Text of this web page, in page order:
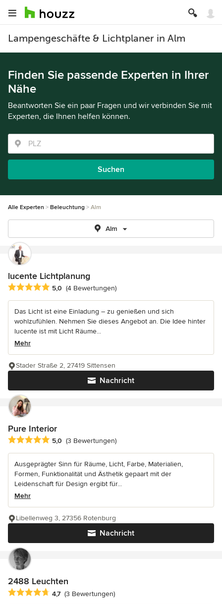
Lampengeschäfte & Lichtplaner in Alm
Finden Sie passende Experten in Ihrer
Nähe
Beantworten Sie ein paar Fragen und wir verbinden Sie mit
Experten, die Ihnen helfen können.
Suchen
Alle Experten Beleuchtung Alm
Alm
lucente Lichtplanung
Durchschnittliche Bewertung: 5 von 5 Sternen
5,0 (4 Bewertungen)
Das Licht ist eine Einladung – zu genießen und sich
wohlzufühlen. Nehmen Sie dieses Angebot an. Die Idee hinter
lucente ist mit Licht Räume...
Mehr
Nachricht
Stader Straße 2, 27419 Sittensen
Pure Interior
Durchschnittliche Bewertung: 5 von 5 Sternen
5,0 (3 Bewertungen)
Ausgeprägter Sinn für Räume, Licht, Farbe, Materialien,
Formen, Funktionalität und Ästhetik gepaart mit der
Leidenschaft für Design ergibt für...
Mehr
Nachricht
Libellenweg 3, 27356 Rotenburg
2488 Leuchten
Durchschnittliche Bewertung: 4.7 von 5 Sternen
4,7 (3 Bewertungen)